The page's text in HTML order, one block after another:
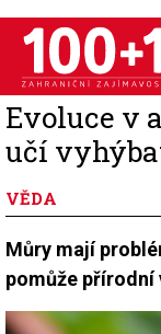
Přejít
hlavnímu
obsahu
Evoluce v
učí
VĚDA
Můry mají
pomůže přírodní